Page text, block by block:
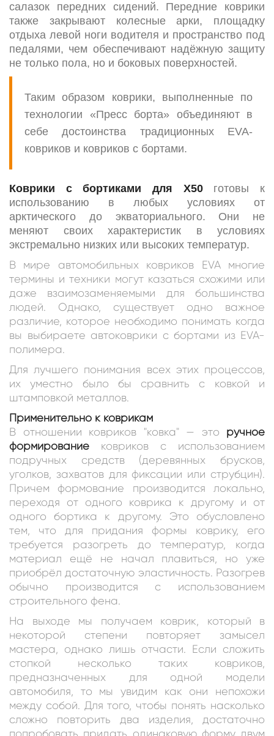
салазок передних сидений. Передние коврики
также закрывают колесные арки, площадку
отдыха левой ноги водителя и пространство под
педалями, чем обеспечивают надёжную защиту
не только пола, но и боковых поверхностей.
Таким образом коврики, выполненные по
технологии «Пресс борта» объединяют в
себе достоинства традиционных EVA-
ковриков и ковриков с бортами.
Коврики с бортиками для X50готовы к
использованию в любых условиях от
арктического до экваториального. Они не
меняют своих характеристик в условиях
экстремально низких или высоких температур.
В мире автомобильных ковриков EVA многие
термины и техники могут казаться схожими или
даже взаимозаменяемыми для большинства
людей. Однако, существует одно важное
различие, которое необходимо понимать когда
вы выбираете автоковрики c бортами из EVA-
полимера.
Для лучшего понимания всех этих процессов,
их уместно было бы сравнить с ковкой и
штамповкой металлов.
Применительно к коврикам
В отношении ковриков "ковка" — это ручное
формирование ковриков с использованием
подручных средств (деревянных брусков,
уголков, захватов для фиксации или струбцин).
Причем формование производится локально,
переходя от одного коврика к другому и от
одного бортика к другому. Это обусловлено
тем, что для придания формы коврику, его
требуется разогреть до температур, когда
материал ещё не начал плавиться, но уже
приобрёл достаточную эластичность. Разогрев
обычно производится с использованием
строительного фена.
На выходе мы получаем коврик, который в
некоторой степени повторяет замысел
мастера, однако лишь отчасти. Если сложить
стопкой несколько таких ковриков,
предназначенных для одной модели
автомобиля, то мы увидим как они непохожи
между собой. Для того, чтобы понять насколько
сложно повторить два изделия, достаточно